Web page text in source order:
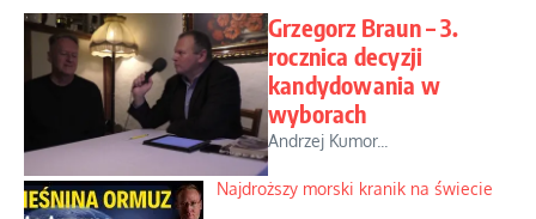
Grzegorz Braun – 3.
rocznica decyzji
kandydowania w
wyborach
Andrzej Kumor...